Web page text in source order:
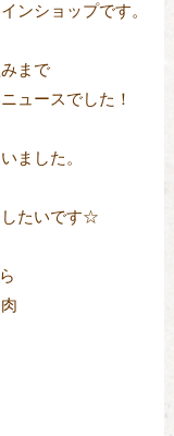
ンショップです。
まで
ュースでした！
ました。
したいです☆